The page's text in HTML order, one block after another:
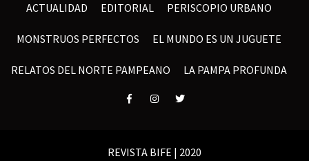
ACTUALIDAD EDITORIAL PERISCOPIO URBANO
MONSTRUOS PERFECTOS EL MUNDO ES UN JUGUETE
RELATOS DEL NORTE PAMPEANO LA PAMPA PROFUNDA
ElementoElementoElemento
REVISTA BIFE | 2020